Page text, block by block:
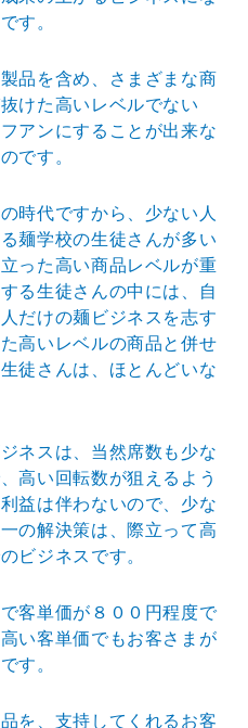
す。
品を含め、さまざまな商
けた高いレベルでない
アンにすることが出来な
です。
時代ですから、少ない人
麺学校の生徒さんが多い
った高い商品レベルが重
る生徒さんの中には、自
だけの麺ビジネスを志す
高いレベルの商品と併せ
生徒さんは、ほとんどいな
ネスは、当然席数も少な
高い回転数が狙えるよう
益は伴わないので、少な
の解決策は、際立って高
ビジネスです。
客単価が８００円程度で
い客単価でもお客さまが
す。
を、支持してくれるお客